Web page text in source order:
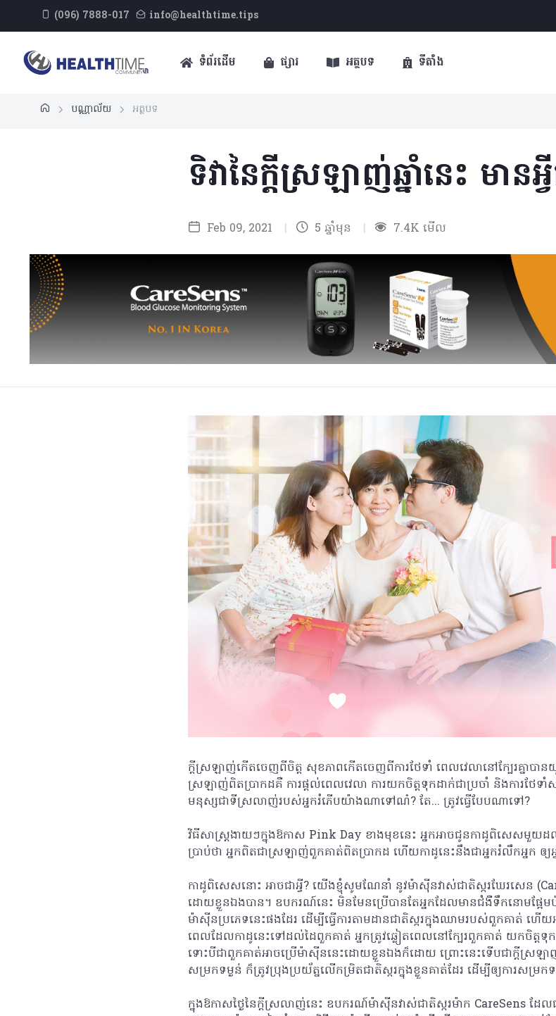
(096) 7888-017 info@healthtime.tips
ទំព័រដើម ផ្សារ អត្ថបទ ទីតាំង
បណ្ណាល័យ អត្ថបទ
ទិវានៃក្តីស្រឡាញ់ឆ្នាំនេះ មាន
Feb 09, 2021 | 5 ឆ្នាំមុន | 7.4K មើល
ក្តីស្រឡាញ់កើតចេញពីចិត្ត សុខភាពកើតចេញពីការថែទាំ ពេលវេលានៅក្បែរគ្នាបាន
ស្រឡាញ់ពិតប្រាកដគឺ ការផ្តល់ពេលវេលា ការយកចិត្តទុកដាក់ជាប្រចាំ និងការថែ
មនុស្សជាទីស្រលាញ់របស់អ្នករំភើបយ៉ាងណាទៅណ៎? តែ... ត្រូវធ្វើបែបណាទៅ?
វិធីសាស្ត្រងាយៗក្នុងឱកាស Pink Day ខាងមុខនេះ អ្នកអាចជូនកាដូពិសេសមួយ
ប្រាប់ថា អ្នកពិតជាស្រឡាញ់ពួកគាត់ពិតប្រាកដ ហើយកាដូនេះនឹងជាអ្នករំលឹកអ្នក ឲ្យ
កាដូពិសេសនោះ អាចជាអ្វី? យើងខ្ញុំសូមណែនាំ នូវម៉ាស៊ីនវាស់ជាតិស្ករឃែរសេន
ដោយខ្លួនឯងបាន។ ឧបករណ៍នេះ មិនមែនប្រើបានតែអ្នកដែលមានជំងឺទឹកនោមផ្អែ
ម៉ាស៊ីនប្រភេទនេះផងដែរ ដើម្បីធ្វើការតាមដានជាតិស្ករក្នុងឈាមរបស់ពួកគាត់ ហើ
ពេលដែលកាដូនេះទៅដល់ដៃពួកគាត់ អ្នកត្រូវឆ្លៀតពេលនៅក្បែរពួកគាត់ យកចិត្តទុ
ទោះបីជាពួកគាត់អាចប្រើម៉ាស៊ីននេះដោយខ្លួនឯងក៏ដោយ ព្រោះនេះទើបជាក្តីស្រឡា
សម្រកទម្ងន់ ក៏ត្រូវប្រុងប្រយ័ត្នលើកម្រិតជាតិស្ករក្នុងខ្លួនគាត់ដែរ ដើម្បីឲ្យការសម្រក
ក្នុងឱកាសថ្ងៃនៃក្តីស្រលាញ់នេះ ឧបករណ៍ម៉ាស៊ីនវាស់ជាតិស្ករម៉ាក CareSens ដែ